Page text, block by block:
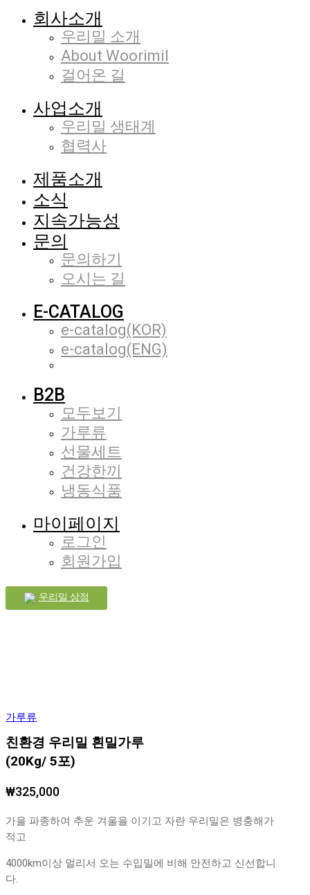
회사소개
우리밀 소개
About Woorimil
걸어온 길
사업소개
우리밀 생태계
협력사
제품소개
소식
지속가능성
문의
문의하기
오시는 길
E-CATALOG
e-catalog(KOR)
e-catalog(ENG)
B2B
모두보기
가루류
선물세트
건강한끼
냉동식품
마이페이지
로그인
회원가입
우리밀 상점
가루류
친환경 우리밀 흰밀가루
(20Kg/ 5포)
₩325,000
가을 파종하여 추운 겨울을 이기고 자란 우리밀은 병충해가
적고
4000km이상 멀리서 오는 수입밀에 비해 안전하고 신선합니
다.